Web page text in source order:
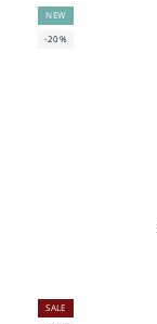
NEW
-20%
SALE